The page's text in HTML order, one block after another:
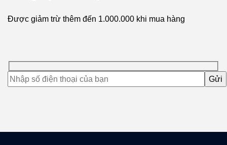
Được giảm trừ thêm đến 1.000.000 khi mua hàng